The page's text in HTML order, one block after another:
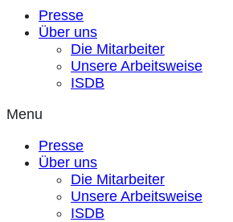
Presse
Über uns
Die Mitarbeiter
Unsere Arbeitsweise
ISDB
Menu
Presse
Über uns
Die Mitarbeiter
Unsere Arbeitsweise
ISDB